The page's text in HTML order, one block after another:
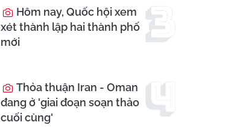
Hôm nay, Quốc hội xem
xét thành lập hai thành phố
mới
Thỏa thuận Iran - Oman
đang ở 'giai đoạn soạn thảo
cuối cùng'